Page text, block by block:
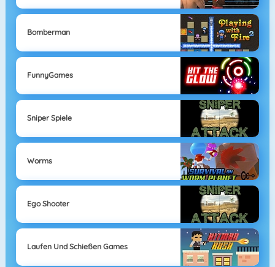
Bomberman
FunnyGames
Sniper Spiele
Worms
Ego Shooter
Laufen Und Schießen Games